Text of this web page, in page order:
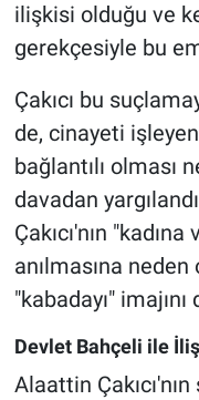
ilişkisi olduğu ve
gerekçesiyle bu
Çakıcı bu
de, cinayeti
bağlantılı olması
davadan
Çakıcı'nın
anılmasına
"kabadayı"
Devlet Bahçeli ile
Alaattin